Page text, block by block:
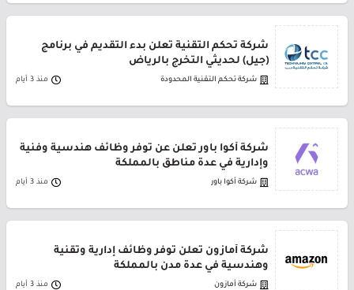
شركة تحكم التقنية تعلن بدء التقديم في برنامج
(جيل) لحديثي التخرج بالرياض
شركة تحكم التقنية المحدودة منذ 3 أيام
شركة أكوا باور تعلن عن توفر وظائف هندسية وفنية
وإدارية في عدة مناطق بالمملكة
شركة أكوا باور منذ 3 أيام
شركة أمازون تعلن توفر وظائف إدارية وتقنية
وهندسية في عدة مدن بالمملكة
شركة أمازون منذ 3 أيام